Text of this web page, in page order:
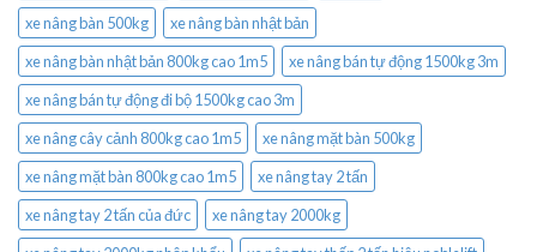
xe nâng bàn 500kg
xe nâng bàn nhật bản
xe nâng bàn nhật bản 800kg cao 1m5
xe nâng bán tự động 1500kg 3m
xe nâng bán tự động đi bộ 1500kg cao 3m
xe nâng cây cảnh 800kg cao 1m5
xe nâng mặt bàn 500kg
xe nâng mặt bàn 800kg cao 1m5
xe nâng tay 2 tấn
xe nâng tay 2 tấn của đức
xe nâng tay 2000kg